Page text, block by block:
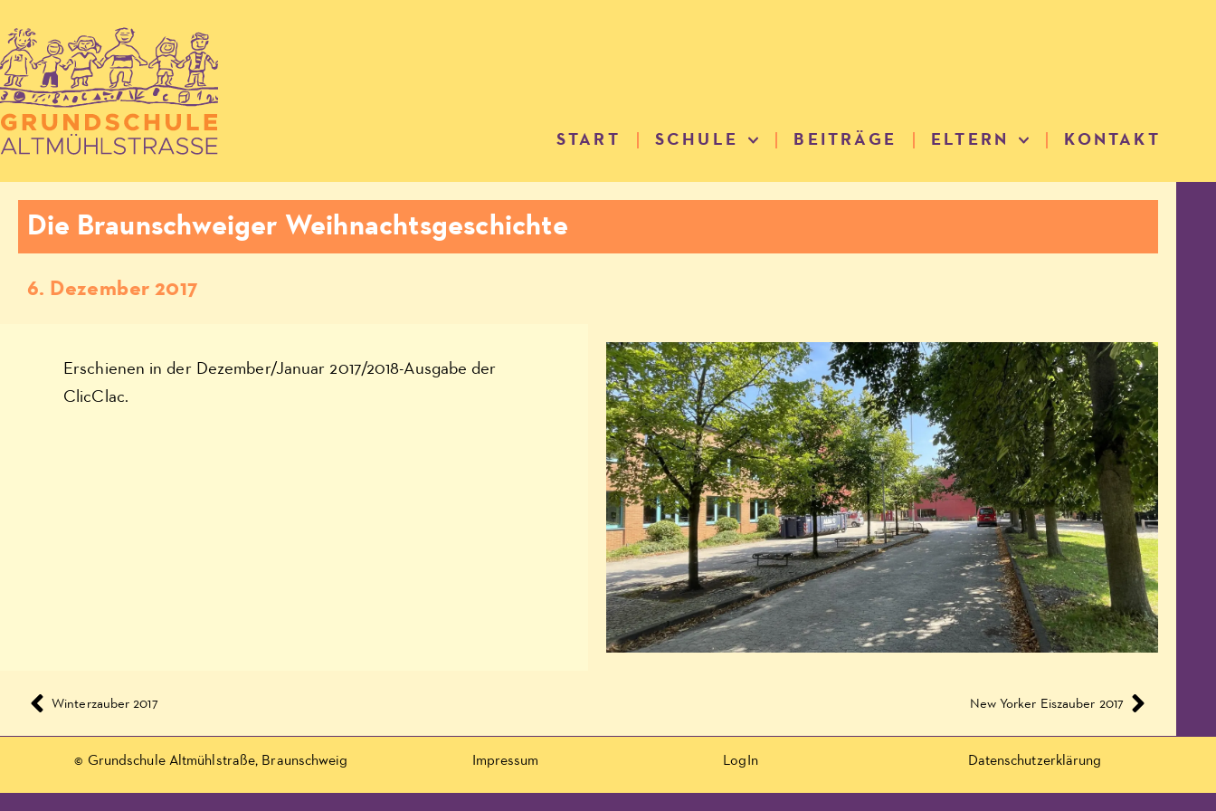
START SCHULE BEITRÄGE ELTERN KONTAKT
Die Braunschweiger Weihnachtsgeschichte
6. Dezember 2017
Erschienen in der Dezember/Januar 2017/2018-Ausgabe der
ClicClac.
Winterzauber 2017 New Yorker Eiszauber 2017
© Grundschule Altmühlstraße, Braunschweig Impressum LogIn Datenschutzerklärung